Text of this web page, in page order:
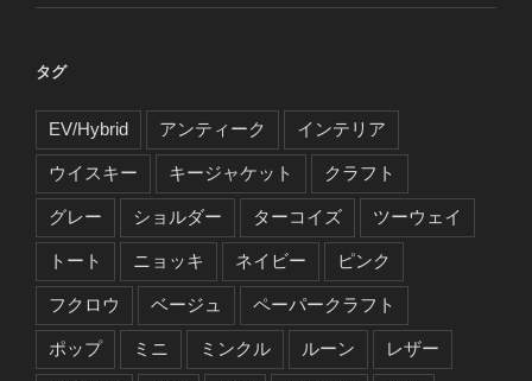
タグ
EV/Hybrid アンティーク インテリア
ウイスキー キージャケット クラフト
グレー ショルダー ターコイズ ツーウェイ
トート ニョッキ ネイビー ピンク
フクロウ ベージュ ペーパークラフト
ポップ ミニ ミンクル ルーン レザー